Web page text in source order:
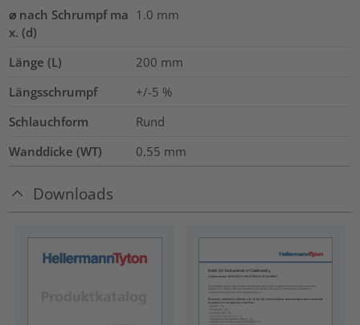
⌀ nach Schrumpf ma
x. (d)
1.0 mm
Länge (L) 200 mm
Längsschrumpf
+/-5 %
Schlauchform
Rund
Wanddicke (WT)
0.55 mm
Downloads